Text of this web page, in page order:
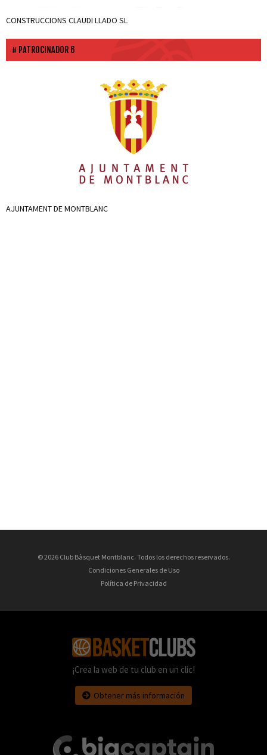
CONSTRUCCIONS CLAUDI LLADO SL
PATROCINADOR 6
AJUNTAMENT DE MONTBLANC
© 2026 Club Bàsquet Montblanc. Todos los derechos reservados.
Condiciones Generales de Uso
Política de Privacidad
¡Crea la web de tu club en un clic!
Obtener más información